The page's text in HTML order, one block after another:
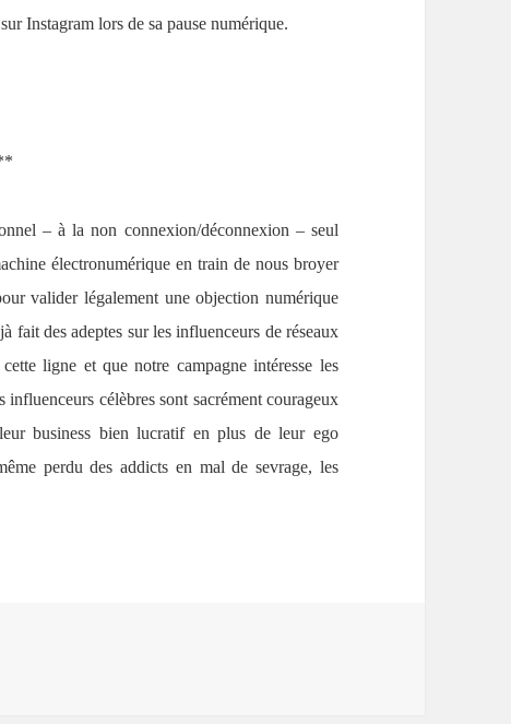
Instagram lors de sa pause numérique.
– à la non connexion/déconnexion – seul
électronumérique en train de nous broyer
valider légalement une objection numérique
fait des adeptes sur les influenceurs de réseaux
ligne et que notre campagne intéresse les
célèbres sont sacrément courageux
business bien lucratif en plus de leur ego
perdu des addicts en mal de sevrage, les